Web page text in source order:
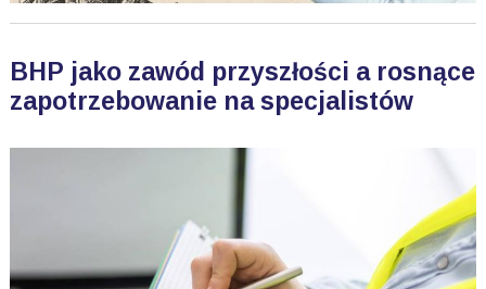
BHP jako zawód przyszłości a rosnące
zapotrzebowanie na specjalistów